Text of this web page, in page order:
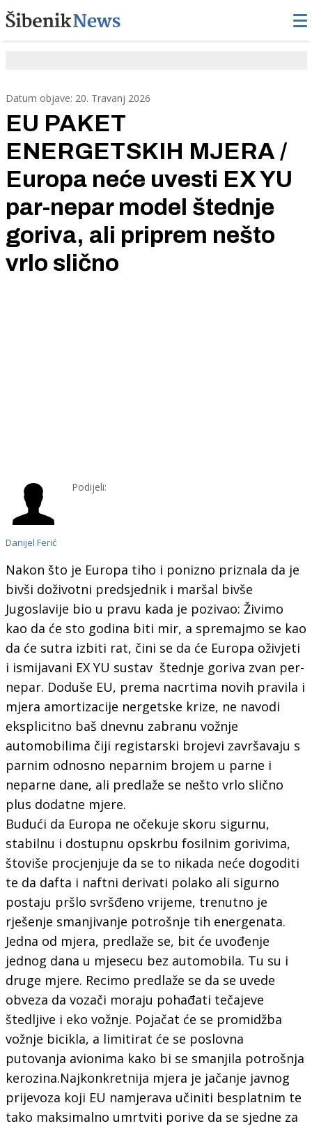
Datum objave: 20. Travanj 2026
EU PAKET
ENERGETSKIH MJERA /
Europa neće uvesti EX YU
par-nepar model štednje
goriva, ali priprem nešto
vrlo slično
Danijel Ferić
Podijeli:
Nakon što je Europa tiho i ponizno priznala da je
bivši doživotni predsjednik i maršal bivše
Jugoslavije bio u pravu kada je pozivao: Živimo
kao da će sto godina biti mir, a spremajmo se kao
da će sutra izbiti rat, čini se da će Europa oživjeti
i ismijavani EX YU sustav štednje goriva zvan per-
nepar. Doduše EU, prema nacrtima novih pravila i
mjera amortizacije nergetske krize, ne navodi
eksplicitno baš dnevnu zabranu vožnje
automobilima čiji registarski brojevi završavaju s
parnim odnosno neparnim brojem u parne i
neparne dane, ali predlaže se nešto vrlo slično
plus dodatne mjere.
Budući da Europa ne očekuje skoru sigurnu,
stabilnu i dostupnu opskrbu fosilnim gorivima,
štoviše procjenjuje da se to nikada neće dogoditi
te da dafta i naftni derivati polako ali sigurno
postaju pršlo svršđeno vrijeme, trenutno je
rješenje smanjivanje potrošnje tih energenata.
Jedna od mjera, predlaže se, bit će uvođenje
jednog dana u mjesecu bez automobila. Tu su i
druge mjere. Recimo predlaže se da se uvede
obveza da vozači moraju pohađati tečajeve
štedljive i eko vožnje. Pojačat će se promidžba
vožnje bicikla, a limitirat će se poslovna
putovanja avionima kako bi se smanjila potrošnja
kerozina.Najkonkretnija mjera je jačanje javnog
prijevoza koji EU namjerava učiniti besplatnim te
tako maksimalno umrtviti porive da se sjedne za